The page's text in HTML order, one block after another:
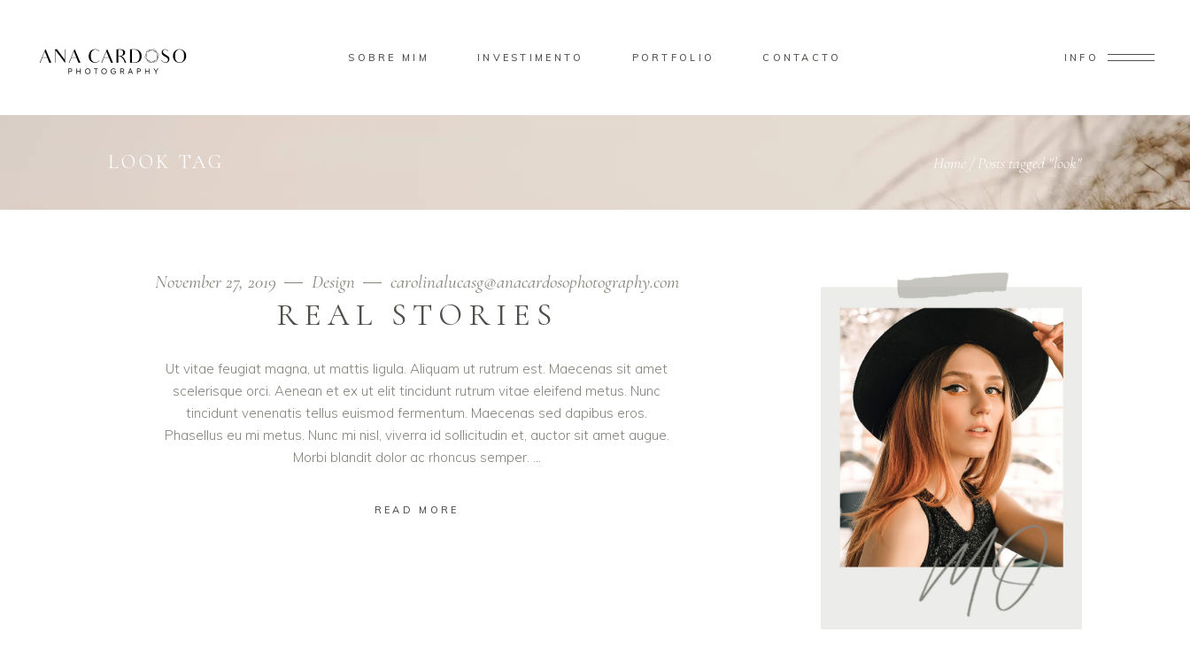
SOBRE MIM INVESTIMENTO PORTFOLIO CONTACTO INFO
LOOK TAG Home/Posts tagged "look"
November 27, 2019 Design carolinalucasg@anacardosophotography.com
REAL STORIES
Ut vitae feugiat magna, ut mattis ligula. Aliquam ut rutrum est. Maecenas sit amet
scelerisque orci. Aenean et ex ut elit tincidunt rutrum vitae eleifend metus. Nunc
tincidunt venenatis tellus euismod fermentum. Maecenas sed dapibus eros.
Phasellus eu mi metus. Nunc mi nisl, viverra id sollicitudin et, auctor sit amet augue.
Morbi blandit dolor ac rhoncus semper.
READ MORE